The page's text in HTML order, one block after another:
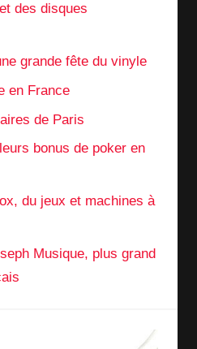
des disques
grande fête du vinyle
en France
de Paris
bonus de poker en
du jeux et machines à
Musique, plus grand